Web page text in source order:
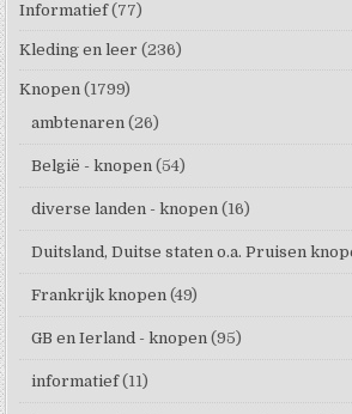
Informatief (77)
Kleding en leer (236)
Knopen (1799)
ambtenaren (26)
België - knopen (54)
diverse landen - knopen (16)
Duitsland, Duitse staten o.a. Pruisen
Frankrijk knopen (49)
GB en Ierland - knopen (95)
informatief (11)